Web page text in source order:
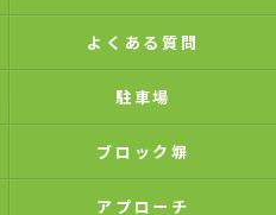
よくある質問
駐車場
ブロック塀
アプローチ